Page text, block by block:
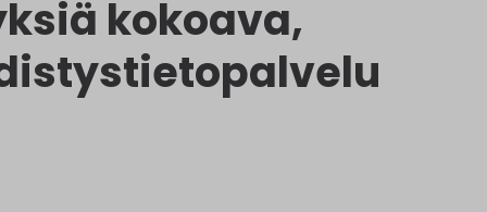
kokoava,